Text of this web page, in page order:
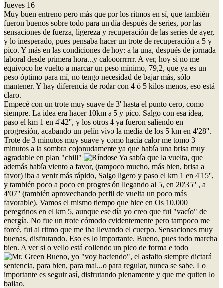
Jueves 16
Muy buen entreno pero más que por los ritmos en sí, que también
fueron buenos sobre todo para un día después de series, por las
sensaciones de fuerza, ligereza y recuperación de las series de ayer,
y lo inesperado, pues pensaba hacer un trote de recuperación a 5 y
pico. Y más en las condiciones de hoy: a la una, después de jornada
laboral desde primera hora...y calooorrrrrr. A ver, hoy si no me
equivoco he vuelto a marcar un peso mínimo, 79,2, que ya es un
peso óptimo para mí, no tengo necesidad de bajar más, sólo
mantener. Y hay diferencia de rodar con 4 ó 5 kilos menos, eso está
claro.
Empecé con un trote muy suave de 3' hasta el punto cero, como
siempre. La idea era hacer 10km a 5 y pico. Salgo con esa idea,
paso el km 1 en 4'42'', y los otros 4 ya fueron saliendo en
progresión, acabando un pelín vivo la media de los 5 km en 4'28''.
Trote de 3 minutos muy suave y como hacía calor me tomo 3
minutos a la sombra cojonudamente ya que había una brisa muy
agradable en plan "chill"
Ya sabía que la vuelta, que
además había viento a favor, (tampoco mucho, más bien, brisa a
favor) iba a venir más rápido, Salgo ligero y paso el km 1 en 4'15'',
y también poco a poco en progresión llegando al 5, en 20'35'' , a
4'07'' (también aprovechando perfil de vuelta un poco más
favorable). Vamos el mismo tiempo que hice en Os 10.000
peregrinos en el km 5, aunque ese día yo creo que fui "vacío" de
energía. No fue un trote cómodo evidentemente pero tampoco me
forcé, fui al ritmo que me iba llevando el cuerpo. Sensaciones muy
buenas, disfrutando. Eso es lo importante. Bueno, pues todo marcha
bien. A ver si o vello está collendo un pico de forma e todo
Bueno, yo "voy haciendo", el asfalto siempre dictará
sentencia, para bien, para mal...o para regular, nunca se sabe. Lo
importante es seguir así, disfrutando plenamente y que me quiten lo
bailao.